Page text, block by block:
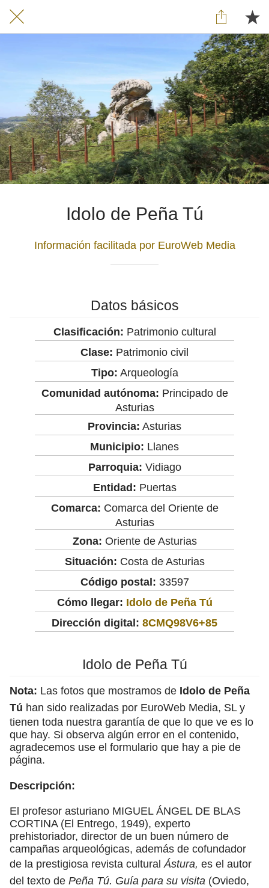
Idolo de Peña Tú
Información facilitada por EuroWeb Media
Datos básicos
Clasificación: Patrimonio cultural
Clase: Patrimonio civil
Tipo: Arqueología
Comunidad autónoma: Principado de
Asturias
Provincia: Asturias
Municipio: Llanes
Parroquia: Vidiago
Entidad: Puertas
Comarca: Comarca del Oriente de
Asturias
Zona: Oriente de Asturias
Situación: Costa de Asturias
Código postal: 33597
Cómo llegar: Idolo de Peña Tú
Dirección digital: 8CMQ98V6+85
Idolo de Peña Tú
Nota: Las fotos que mostramos de Idolo de Peña
Tú han sido realizadas por EuroWeb Media, SL y
tienen toda nuestra garantía de que lo que ve es lo
que hay. Si observa algún error en el contenido,
agradecemos use el formulario que hay a pie de
página.
Descripción:
El profesor asturiano MIGUEL ÁNGEL DE BLAS
CORTINA (El Entrego, 1949), experto
prehistoriador, director de un buen número de
campañas arqueológicas, además de cofundador
de la prestigiosa revista cultural Ástura, es el autor
del texto de Peña Tú. Guía para su visita (Oviedo,